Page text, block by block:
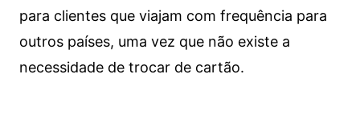
para clientes que viajam com frequência para
outros países, uma vez que não existe a
necessidade de trocar de cartão.